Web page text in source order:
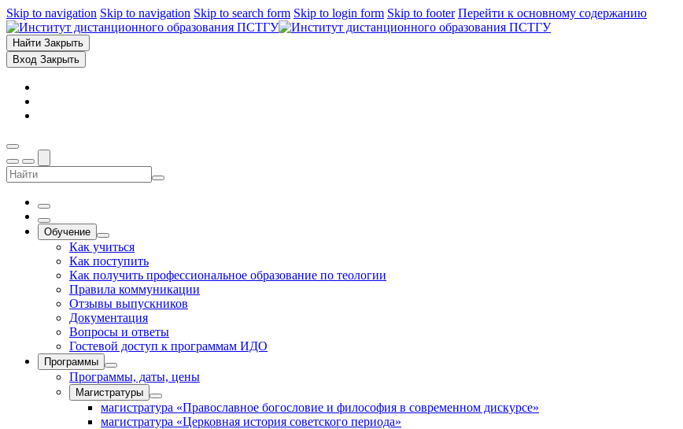
Skip to navigation Skip to navigation Skip to search form Skip to login form Skip to footer Перейти к основному содержанию
Найти Закрыть
Вход Закрыть
Обучение
Как учиться
Как поступить
Как получить профессиональное образование по теологии
Правила коммуникации
Отзывы выпускников
Документация
Вопросы и ответы
Гостевой доступ к программам ИДО
Программы
Программы, даты, цены
Магистратуры
магистратура «Православное богословие и философия в современном дискурсе»
магистратура «Церковная история советского периода»